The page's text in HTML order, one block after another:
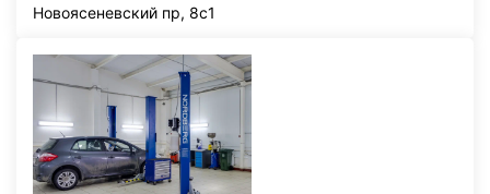
Новоясеневский пр, 8с1